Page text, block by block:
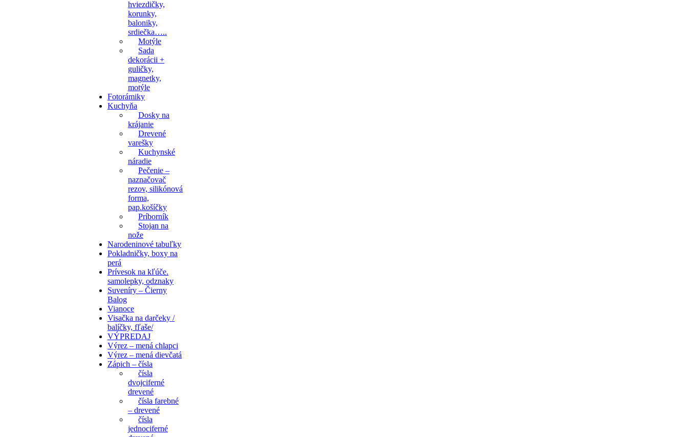
hviezdičky,
korunky,
baloniky,
srdiečka…..
Motýle
Sada
dekorácii +
guličky,
magnetky,
motýle
Fotorámiky
Kuchyňa
Dosky na
krájanie
Drevené
varešky
Kuchynské
náradie
Pečenie –
naznačovač
rezov, silikónová
forma,
pap.košíčky
Príborník
Stojan na
nože
Narodeninové tabuľky
Pokladničky, boxy na
perá
Prívesok na kľúče.
samolepky, odznaky
Suveníry – Čierny
Balog
Vianoce
Visačka na darčeky /
balíčky, fľaše/
VÝPREDAJ
Výrez – mená chlapci
Výrez – mená dievčatá
Zápich – čísla
čísla
dvojciferné
drevené
čísla farebné
– drevené
čísla
jednociferné